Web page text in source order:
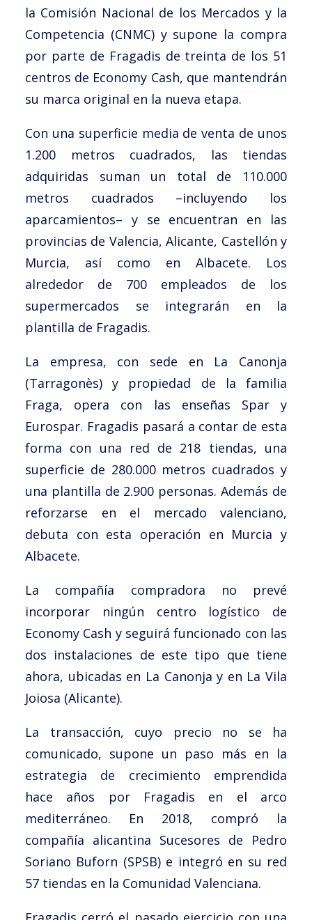
la Comisión Nacional de los Mercados y la
Competencia (CNMC) y supone la compra
por parte de Fragadis de treinta de los 51
centros de Economy Cash, que mantendrán
su marca original en la nueva etapa.
Con una superficie media de venta de unos
1.200 metros cuadrados, las tiendas
adquiridas suman un total de 110.000
metros cuadrados –incluyendo los
aparcamientos– y se encuentran en las
provincias de Valencia, Alicante, Castellón y
Murcia, así como en Albacete. Los
alrededor de 700 empleados de los
supermercados se integrarán en la
plantilla de Fragadis.
La empresa, con sede en La Canonja
(Tarragonès) y propiedad de la familia
Fraga, opera con las enseñas Spar y
Eurospar. Fragadis pasará a contar de esta
forma con una red de 218 tiendas, una
superficie de 280.000 metros cuadrados y
una plantilla de 2.900 personas. Además de
reforzarse en el mercado valenciano,
debuta con esta operación en Murcia y
Albacete.
La compañía compradora no prevé
incorporar ningún centro logístico de
Economy Cash y seguirá funcionado con las
dos instalaciones de este tipo que tiene
ahora, ubicadas en La Canonja y en La Vila
Joiosa (Alicante).
La transacción, cuyo precio no se ha
comunicado, supone un paso más en la
estrategia de crecimiento emprendida
hace años por Fragadis en el arco
mediterráneo. En 2018, compró la
compañía alicantina Sucesores de Pedro
Soriano Buforn (SPSB) e integró en su red
57 tiendas en la Comunidad Valenciana.